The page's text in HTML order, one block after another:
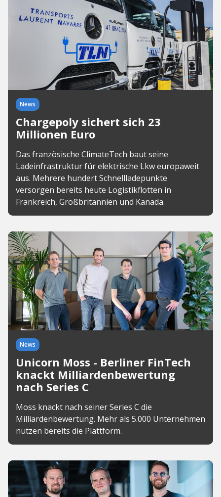
News
Chargepoly sichert sich 23
Millionen Euro
Das französische ClimateTech baut seine
Ladeinfrastruktur für elektrische Lkw europaweit
aus. Mehrere hundert Schnellladepunkte
versorgen bereits heute Logistikflotten in
Frankreich, Großbritannien und Kanada.
News
Unicorn Moss - Berliner FinTech
knackt Milliardenbewertung
nach Series C
Moss knackt nach seiner Series C die
Milliardenbewertung. Mehr als 5.000 Unternehmen
nutzen bereits die Plattform.